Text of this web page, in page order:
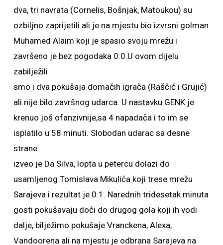
dva, tri navrata (Cornelis, Bošnjak, Matoukou) su
ozbiljno zaprijetili ali je na mjestu bio izvrsni golman
Muhamed Alaim koji je spasio svoju mrežu i
završeno je bez pogodaka 0:0.U ovom dijelu
zabilježili
smo i dva pokušaja domačih igrača (Raščić i Grujić)
ali nije bilo završnog udarca. U nastavku GENK je
krenuo još ofanzivnije,sa 4 napadača i to im se
isplatilo u 58 minuti. Slobodan udarac sa desne
strane
izveo je Da Silva, lopta u petercu dolazi do
usamljenog Tomislava Mikulića koji trese mrežu
Sarajeva i rezultat je 0:1. Narednih tridesetak minuta
gosti pokušavaju doći do drugog gola koji ih vodi
dalje, bilježimo pokušaje Vranckena, Alexa,
Vandoorena ali na mjestu je odbrana Sarajeva na